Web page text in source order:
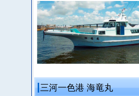
三河一色港 海竜丸